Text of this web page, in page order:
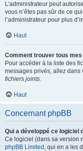
L’administrateur peut
vous n’êtes pas sûr de ce
l’administrateur pour plus
Haut
Comment trouver tous
Pour accéder à la liste des
messages privés, allez dans
fichiers joints.
Haut
Concernant phpBB
Qui a développé ce logiciel
Ce logiciel (dans sa version
phpBB Limited , qui en a les